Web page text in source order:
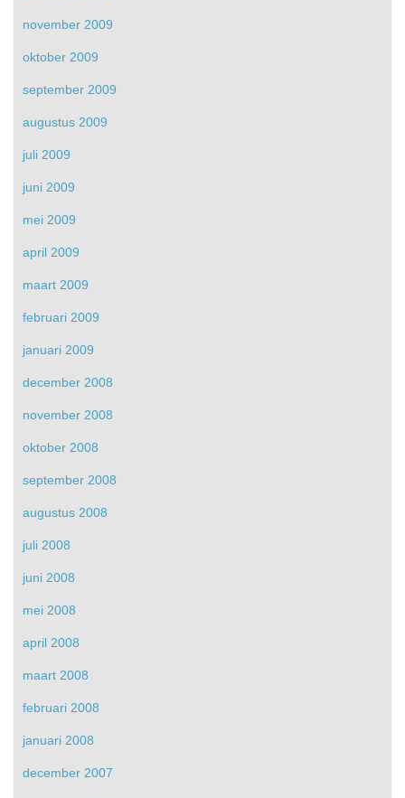
november 2009
oktober 2009
september 2009
augustus 2009
juli 2009
juni 2009
mei 2009
april 2009
maart 2009
februari 2009
januari 2009
december 2008
november 2008
oktober 2008
september 2008
augustus 2008
juli 2008
juni 2008
mei 2008
april 2008
maart 2008
februari 2008
januari 2008
december 2007